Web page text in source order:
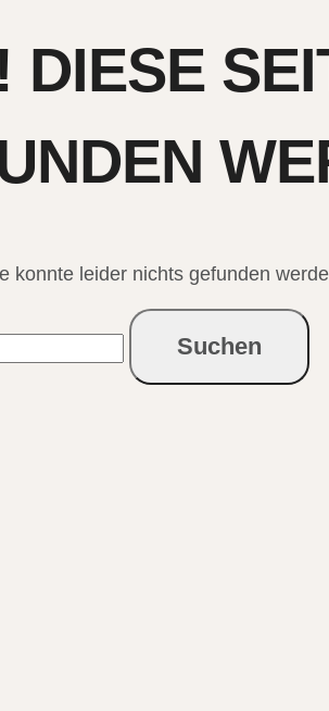
DIESE
konnte leider nichts gefunden